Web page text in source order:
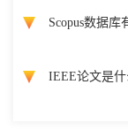
Scopus数据
IEEE论文是